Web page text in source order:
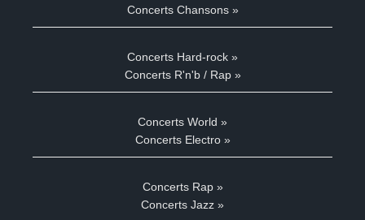
Concerts Chansons »
Concerts Hard-rock »
Concerts R'n'b / Rap »
Concerts World »
Concerts Electro »
Concerts Rap »
Concerts Jazz »